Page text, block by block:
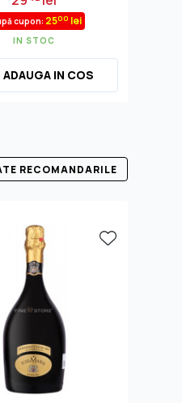
cupon: 2500 lei
IN STOC
ADAUGA IN COS
RECOMANDARILE